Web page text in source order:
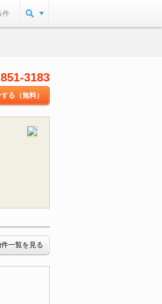
件
3183
る（無料）
一覧を見る